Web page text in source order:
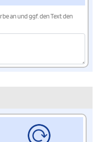
an und ggf. den Text den